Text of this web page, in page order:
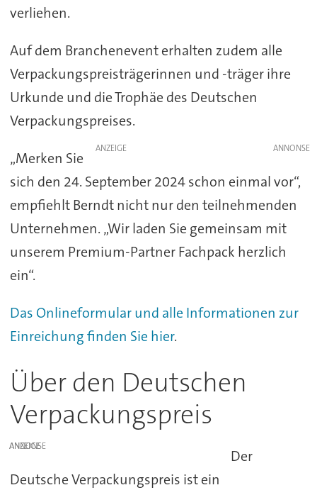
verliehen.
Auf dem Branchenevent erhalten zudem alle
Verpackungspreisträgerinnen und -träger ihre
Urkunde und die Trophäe des Deutschen
Verpackungspreises.
ANZEIGE
„Merken Sie
sich den 24. September 2024 schon einmal vor“,
empfiehlt Berndt nicht nur den teilnehmenden
Unternehmen. „Wir laden Sie gemeinsam mit
unserem Premium-Partner Fachpack herzlich
ein“.
Das Onlineformular und alle Informationen zur
Einreichung finden Sie hier.
Über den Deutschen
Verpackungspreis
ANZEIGE
Der
Deutsche Verpackungspreis ist ein